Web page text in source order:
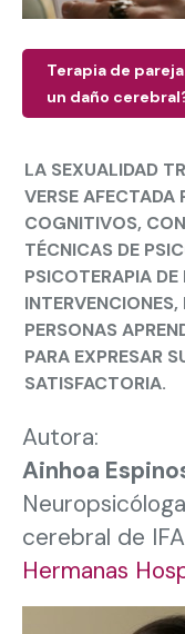
Terapia de
un daño
LA SEXUALIDAD
VERSE
COGNITIVOS,
TÉCNICAS DE
PSICOTERAPIA
PERSONAS
PARA EXPRESAR
SATISFACTORIA.
Autora:
Ainhoa
cerebral de
Hermanas